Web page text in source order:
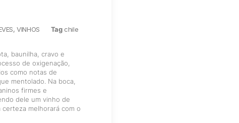
,VINHOS Tag chile
baunilha, cravo e
de oxigenação,
como notas de
mentolado. Na boca,
firmes e
dele um vinho de
melhorará com o